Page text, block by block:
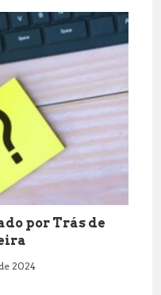
por Trás de
2024